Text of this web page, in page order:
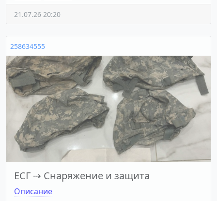
21.07.26 20:20
258634555
ЕСГ ⇢ Снаряжение и защита
Описание